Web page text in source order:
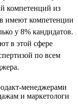
компетенций из
имеют компетенции
у 8% кандидатов.
в этой сфере
по всем